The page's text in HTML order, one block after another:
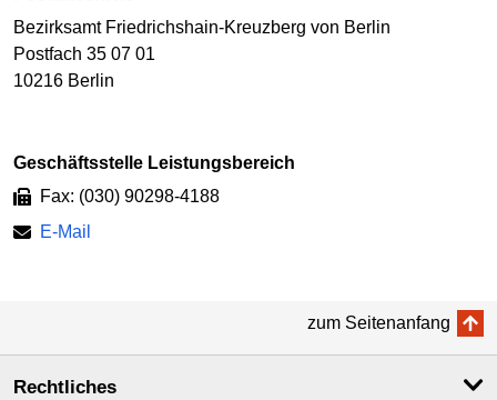
Bezirksamt Friedrichshain-Kreuzberg von Berlin
Postfach 35 07 01
10216 Berlin
Geschäftsstelle Leistungsbereich
Fax: (030) 90298-4188
E-Mail
zum Seitenanfang
Rechtliches